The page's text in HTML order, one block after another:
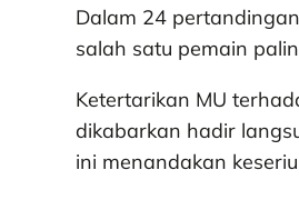
Dalam 24
salah satu pemain
Ketertarikan MU
dikabarkan hadir
ini menandakan